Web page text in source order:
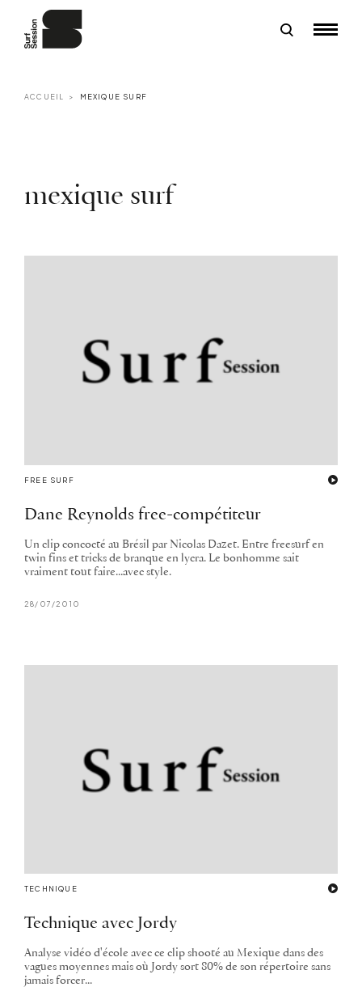
ACCUEIL MEXIQUE SURF
mexique surf
FREE SURF
Dane Reynolds free-compétiteur
Un clip concocté au Brésil par Nicolas Dazet. Entre freesurf en
twin fins et tricks de branque en lycra. Le bonhomme sait
vraiment tout faire...avec style.
28/07/2010
TECHNIQUE
Technique avec Jordy
Analyse vidéo d'école avec ce clip shooté au Mexique dans des
vagues moyennes mais où Jordy sort 80% de son répertoire sans
jamais forcer...